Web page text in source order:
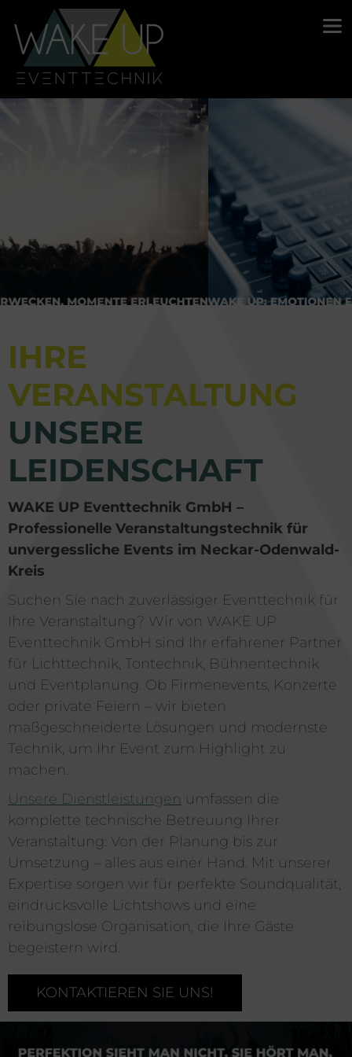
IHRE
VERANSTALTUNG
UNSERE
LEIDENSCHAFT
WAKE UP Eventtechnik GmbH –
Professionelle Veranstaltungstechnik für
unvergessliche Events im Neckar-Odenwald-
Kreis
Suchen Sie nach zuverlässiger Eventtechnik für
Ihre Veranstaltung? Wir von WAKE UP
Eventtechnik GmbH sind Ihr erfahrener Partner
für Lichttechnik, Tontechnik, Bühnentechnik
und Eventplanung. Ob Firmenevents, Konzerte
oder private Feiern – wir bieten
maßgeschneiderte Lösungen und modernste
Technik, um Ihr Event zum Highlight zu
machen.
Unsere Dienstleistungen umfassen die
komplette technische Betreuung Ihrer
Veranstaltung: Von der Planung bis zur
Umsetzung – alles aus einer Hand. Mit unserer
Expertise sorgen wir für perfekte Soundqualität,
eindrucksvolle Lichtshows und eine
reibungslose Organisation, die Ihre Gäste
begeistern wird.
KONTAKTIEREN SIE UNS!